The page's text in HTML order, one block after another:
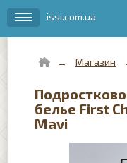
issi.com.ua
Магазин
белье First
Mavi